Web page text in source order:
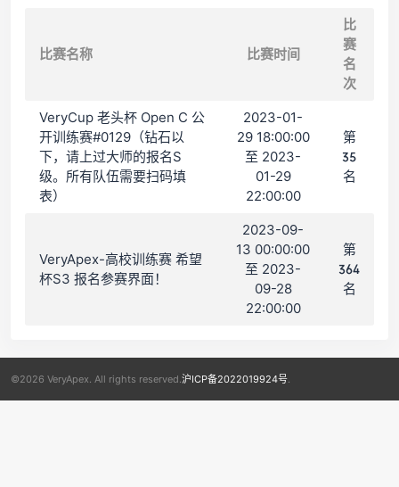
比赛名称 比赛时间
比
赛
名
次
VeryCup 老头杯 Open C 公
开训练赛#0129（钻石以
下，请上过大师的报名S
级。所有队伍需要扫码填
表）
2023-01-
29 18:00:00
至 2023-
01-29
22:00:00
第
35
名
VeryApex-高校训练赛 希望
杯S3 报名参赛界面！
2023-09-
13 00:00:00
至 2023-
09-28
22:00:00
第
364
名
©2026 VeryApex. All rights reserved. 沪ICP备2022019924号